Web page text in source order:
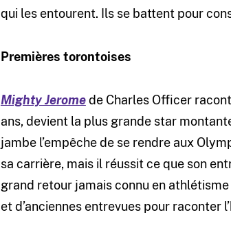
qui les entourent. Ils se battent pour
Premières torontoises
Mighty Jeromede Charles Officer
ans, devient la plus grande star
jambe l’empêche de se rendre aux
sa carrière, mais il réussit ce que son
grand retour jamais connu en
et d’anciennes entrevues pour raconter